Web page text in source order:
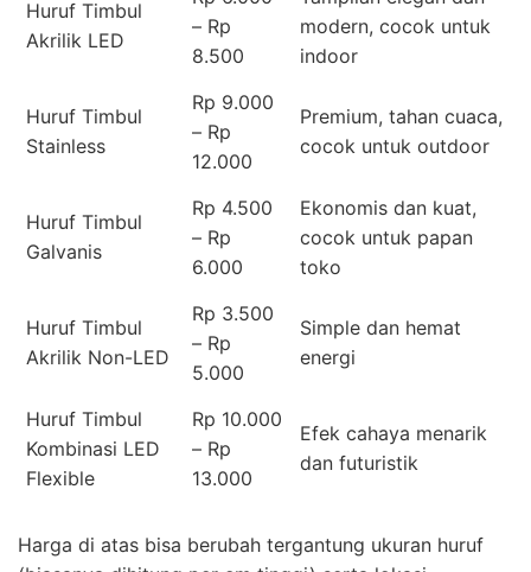
Huruf Timbul
Akrilik LED
– Rp
8.500
modern, cocok untuk
indoor
Huruf Timbul
Stainless
Rp 9.000
– Rp
12.000
Premium, tahan cuaca,
cocok untuk outdoor
Huruf Timbul
Galvanis
Rp 4.500
– Rp
6.000
Ekonomis dan kuat,
cocok untuk papan
toko
Huruf Timbul
Akrilik Non-LED
Rp 3.500
– Rp
5.000
Simple dan hemat
energi
Huruf Timbul
Kombinasi LED
Flexible
Rp 10.000
– Rp
13.000
Efek cahaya menarik
dan futuristik
Harga di atas bisa berubah tergantung ukuran huruf